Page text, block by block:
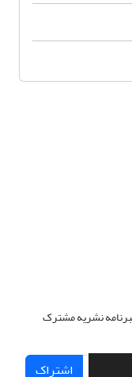
نشریه مشترک
اشتراک